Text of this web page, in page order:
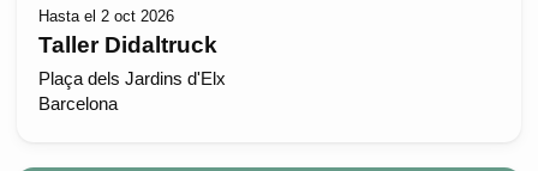
Hasta el 2 oct 2026
Taller Didaltruck
Plaça dels Jardins d'Elx
Barcelona